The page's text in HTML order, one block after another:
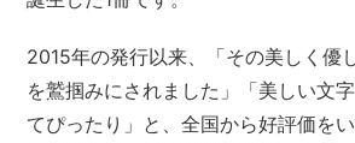
2015年の発行以来、「その美しく優
を鷲掴みにされました」「美しい文
てぴったり」と、全国から好評価を